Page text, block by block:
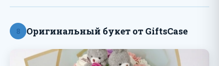
8 Оригинальный букет от GiftsCase